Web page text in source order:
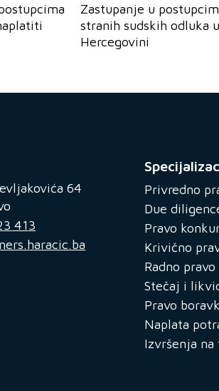
Zastupanje u
stranih sudskih odluka
Hercegovini
64
413
Privredno
Due
Pravo
Krivično
Radno pravo
Stečaj i
Pravo
Naplata
Izvršenja